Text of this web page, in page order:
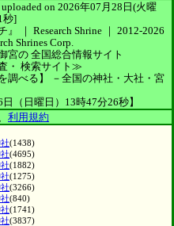
uploaded on 2026年07月28日(火曜
秒]
』 ｜ Research Shrine ｜ 2012-2026
Shrines Corp.
宮の 全国総合情報サイト
・ 検索サイト≫
調べる】
－全国の神社・大社・宮
（日曜日）13時47分26秒】
利用規約
(1438)
(4695)
(1882)
(1275)
(3266)
(840)
(1741)
(3837)